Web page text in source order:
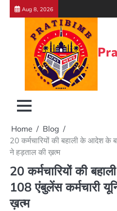
Skip
Aug 8, 2026
Home
Blog
20 कर्मचारियों की बहाली के आदेश के
ने हड़ताल की ख़त्म
20 कर्मचारियों की
108 एंबुलेंस कर्मचारी
ख़त्म